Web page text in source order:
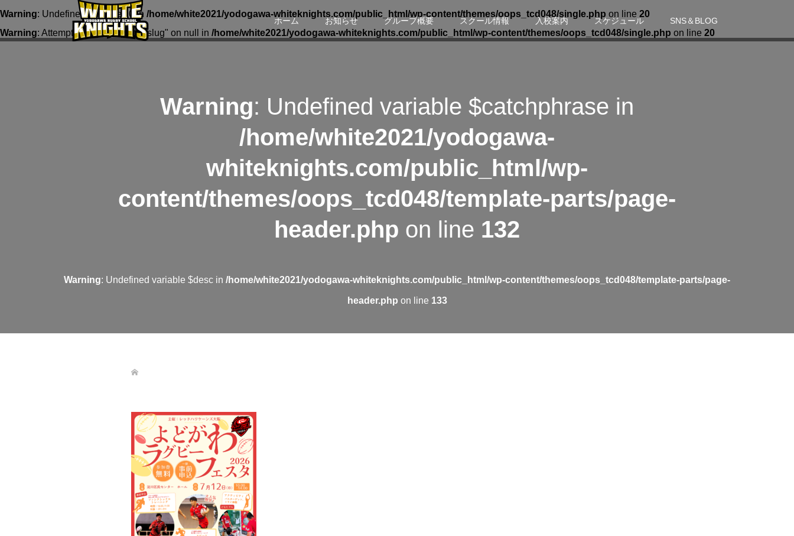
ホーム お知らせ グループ概要 スクール情報 入校案内 スケジュール SNS＆BLOG
Warning: Undefined array key 0 in /home/white2021/yodogawa-whiteknights.com/public_html/wp-content/themes/oops_tcd048/single.php on line 20
Warning: Attempt to read property "slug" on null in /home/white2021/yodogawa-whiteknights.com/public_html/wp-content/themes/oops_tcd048/single.php on line 20
Warning: Undefined variable $catchphrase in
/home/white2021/yodogawa-
whiteknights.com/public_html/wp-
content/themes/oops_tcd048/template-parts/page-
header.php on line 132
Warning: Undefined variable $desc in /home/white2021/yodogawa-whiteknights.com/public_html/wp-content/themes/oops_tcd048/template-parts/page-
header.php on line 133